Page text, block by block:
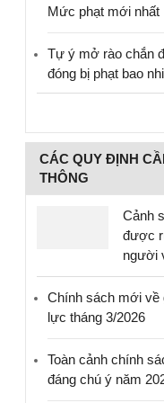
Mức phạt mới nhất
Tự ý mở rào chắn
đóng bị phạt bao
CÁC QUY ĐỊNH
THÔNG
Cảnh
được
người
Chính sách mới về
lực tháng 3/2026
Toàn cảnh chính
đáng chú ý năm